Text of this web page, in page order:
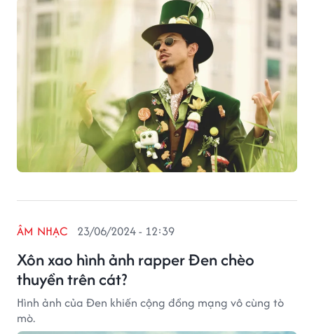
Xôn xao hình ảnh rapper Đen chèo
thuyền trên cát?
ÂM NHẠC 23/06/2024 - 12:39
Hình ảnh của Đen khiến cộng đồng mạng vô cùng tò
mò.